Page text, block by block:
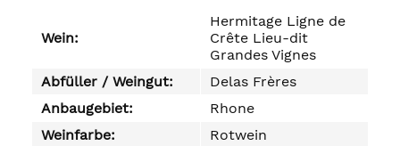
Wein:
Hermitage Ligne de
Crête Lieu-dit
Grandes Vignes
Abfüller / Weingut:
Delas Frères
Anbaugebiet:
Rhone
Weinfarbe:
Rotwein